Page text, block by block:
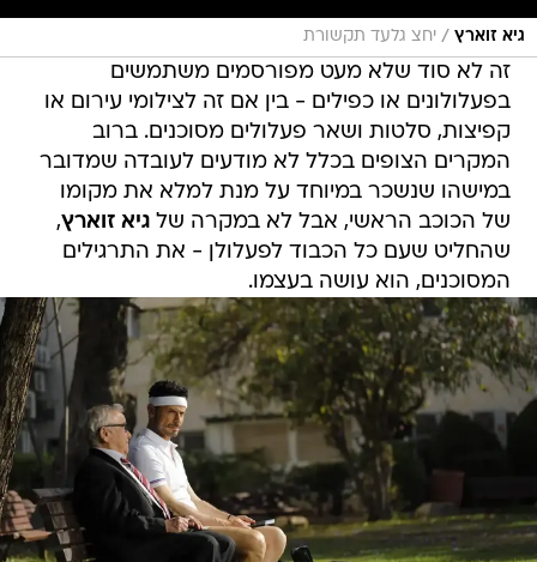
גיא זוארץ / יחצ גלעד תקשורת
זה לא סוד שלא מעט מפורסמים משתמשים
בפעלולונים או כפילים - בין אם זה לצילומי עירום או
קפיצות, סלטות ושאר פעלולים מסוכנים. ברוב
המקרים הצופים בכלל לא מודעים לעובדה שמדובר
במישהו שנשכר במיוחד על מנת למלא את מקומו
של הכוכב הראשי, אבל לא במקרה שלגיא זוארץ,
שהחליט שעם כל הכבוד לפעלולן - את התרגילים
המסוכנים, הוא עושה בעצמו.